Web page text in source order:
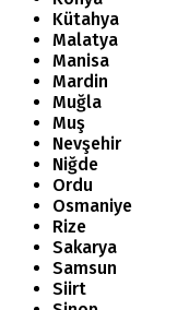
Kütahya
Malatya
Manisa
Mardin
Muğla
Muş
Nevşehir
Niğde
Ordu
Osmaniye
Rize
Sakarya
Samsun
Siirt